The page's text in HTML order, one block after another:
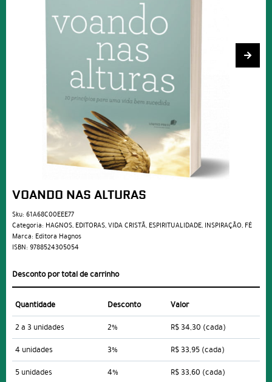
VOANDO NAS ALTURAS
Sku: 61A68C00EEE77
Categoria: HAGNOS, EDITORAS,VIDA CRISTÃ, ESPIRITUALIDADE, INSPIRAÇÃO, FÉ
Marca: Editora Hagnos
ISBN: 9788524305054
Desconto por total de carrinho
Quantidade Desconto
Valor
2 a 3 unidades
2% R$ 34,30 (cada)
4 unidades
3% R$ 33,95 (cada)
5 unidades
4% R$ 33,60 (cada)